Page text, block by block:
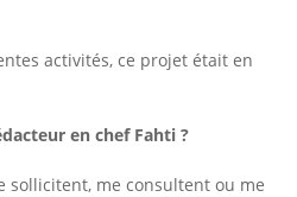
activités, ce projet était en
en chef Fahti ?
sollicitent, me consultent ou me